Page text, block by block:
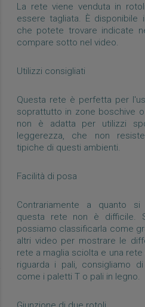
La rete viene venduta in
essere tagliata. È disponibile
che potete trovare indicate
compare sotto nel video.
Utilizzi consigliati
Questa rete è perfetta per
soprattutto in zone boschive o
non è adatta per utilizzi
leggerezza, che non
tipiche di questi ambienti.
Facilità di posa
Contrariamente a quanto
questa rete non è difficile.
possiamo classificarla come
altri video per mostrare le
rete a maglia sciolta e una
riguarda i pali, consigliamo
come i paletti T o pali in legno.